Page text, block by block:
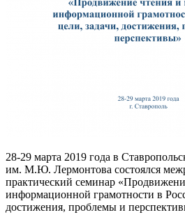
28-29 марта 2019 года в
им. М.Ю. Лермонтова состоялся
практический семинар
информационной грамотности в
достижения, проблемы и